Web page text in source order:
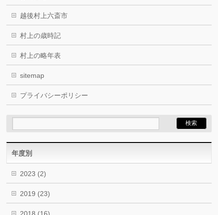
越後村上六斎市
村上の歳時記
村上の略年表
sitemap
プライバシーポリシー
年度別
2023 (2)
2019 (23)